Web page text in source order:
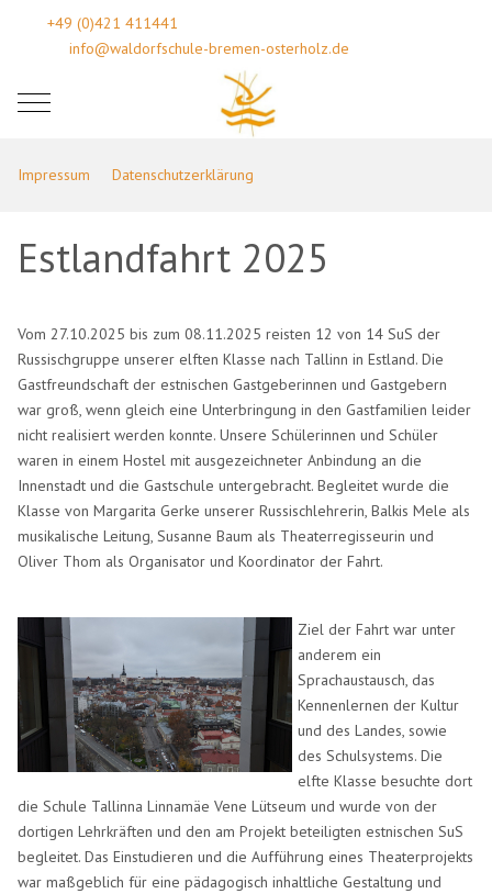
+49 (0)421 411441
info@waldorfschule-bremen-osterholz.de
Mobile Menu Toggle
Impressum Datenschutzerklärung
Estlandfahrt 2025
Vom 27.10.2025 bis zum 08.11.2025 reisten 12 von 14 SuS der
Russischgruppe unserer elften Klasse nach Tallinn in Estland. Die
Gastfreundschaft der estnischen Gastgeberinnen und Gastgebern
war groß, wenn gleich eine Unterbringung in den Gastfamilien leider
nicht realisiert werden konnte. Unsere Schülerinnen und Schüler
waren in einem Hostel mit ausgezeichneter Anbindung an die
Innenstadt und die Gastschule untergebracht. Begleitet wurde die
Klasse von Margarita Gerke unserer Russischlehrerin, Balkis Mele als
musikalische Leitung, Susanne Baum als Theaterregisseurin und
Oliver Thom als Organisator und Koordinator der Fahrt.
Ziel der Fahrt war unter
anderem ein
Sprachaustausch, das
Kennenlernen der Kultur
und des Landes, sowie
des Schulsystems. Die
elfte Klasse besuchte dort
die Schule Tallinna Linnamäe Vene Lütseum und wurde von der
dortigen Lehrkräften und den am Projekt beteiligten estnischen SuS
begleitet. Das Einstudieren und die Aufführung eines Theaterprojekts
war maßgeblich für eine pädagogisch inhaltliche Gestaltung und